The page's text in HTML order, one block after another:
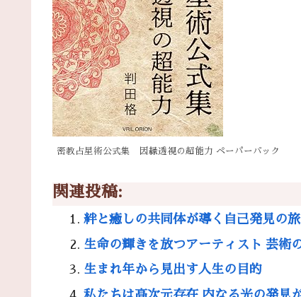
密教占星術公式集 因縁透視の超能力 ペーパーバック
関連投稿:
絆と癒しの共同体が導く自己発見の旅
生命の輝きを放つアーティスト 芸術
生まれ年から見出す人生の目的